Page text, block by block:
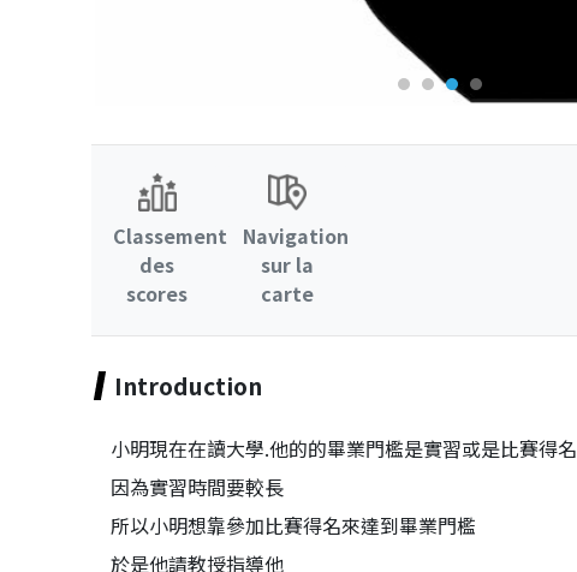
Classement
des
scores
Navigation
sur la
carte
Introduction
小明現在在讀大學.他的的畢業門檻是實習或是比賽得名
因為實習時間要較長
所以小明想靠參加比賽得名來達到畢業門檻
於是他請教授指導他